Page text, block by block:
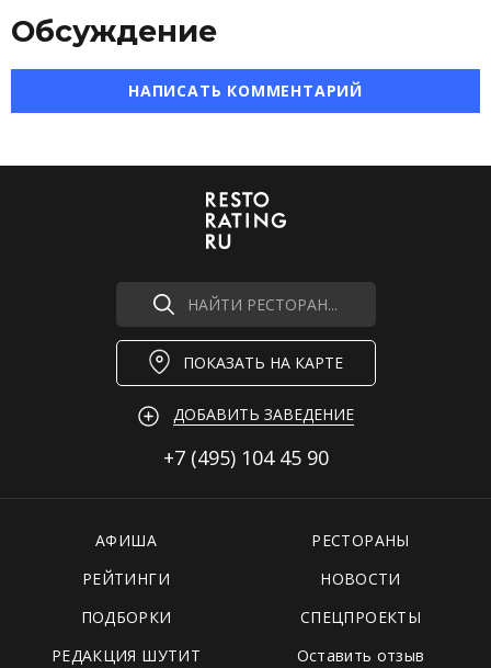
Обсуждение
НАПИСАТЬ КОММЕНТАРИЙ
НАЙТИ РЕСТОРАН...
ПОКАЗАТЬ НА КАРТЕ
ДОБАВИТЬ ЗАВЕДЕНИЕ
+7 (495) 104 45 90
АФИША
РЕСТОРАНЫ
РЕЙТИНГИ
НОВОСТИ
ПОДБОРКИ
СПЕЦПРОЕКТЫ
РЕДАКЦИЯ ШУТИТ
Оставить отзыв